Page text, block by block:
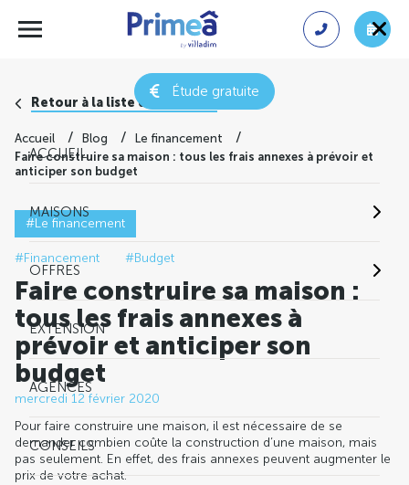
Étude gratuite
ACCUEIL
MAISONS
OFFRES
EXTENSION
AGENCES
CONSEILS
Retour à la liste des conseils
Accueil Blog
Le financement
Faire construire sa maison : tous les frais annexes à prévoir et
anticiper son budget
#Le financement
#Financement #Budget
Faire construire sa maison :
tous les frais annexes à
prévoir et anticiper son
budget
mercredi 12 février 2020
Pour faire construire une maison, il est nécessaire de se
demander combien coûte la construction d’une maison, mais
pas seulement. En effet, des frais annexes peuvent augmenter le
prix de votre achat.